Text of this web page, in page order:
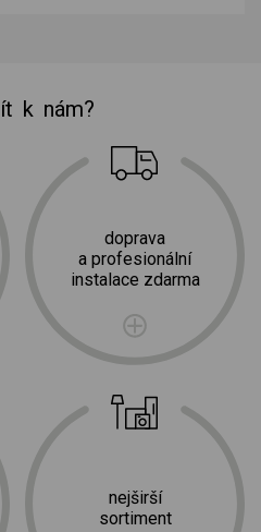
k nám?
doprava
a profesionální
instalace zdarma
nejširší
sortiment